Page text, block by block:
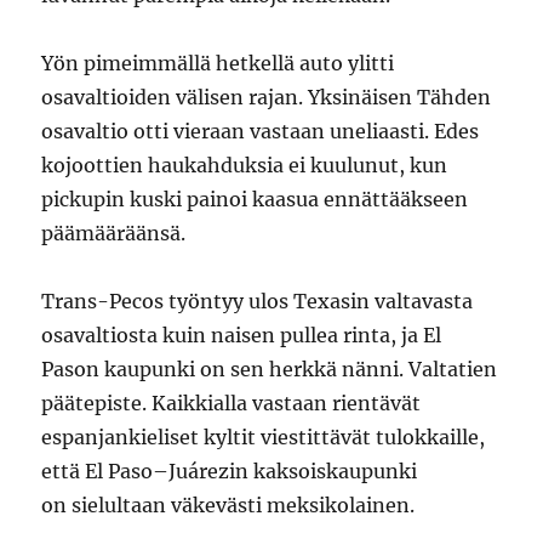
Yön pimeimmällä hetkellä auto ylitti
osavaltioiden välisen rajan. Yksinäisen Tähden
osavaltio otti vieraan vastaan uneliaasti. Edes
kojoottien haukahduksia ei kuulunut, kun
pickupin kuski painoi kaasua ennättääkseen
päämääräänsä.
Trans-Pecos työntyy ulos Texasin valtavasta
osavaltiosta kuin naisen pullea rinta, ja El
Pason kaupunki on sen herkkä nänni. Valtatien
päätepiste. Kaikkialla vastaan rientävät
espanjankieliset kyltit viestittävät tulokkaille,
että El Paso–Juárezin kaksoiskaupunki
on sielultaan väkevästi meksikolainen.